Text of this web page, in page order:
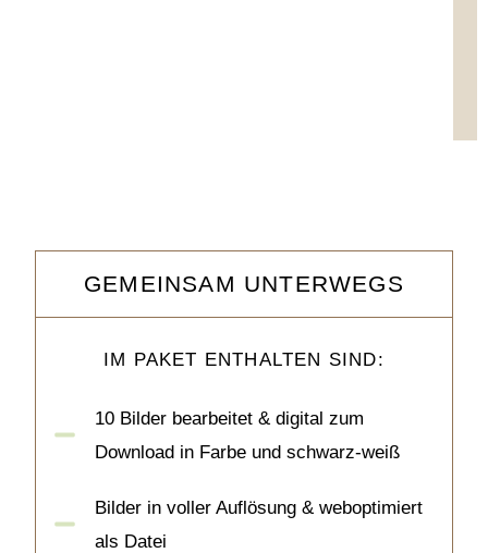
GEMEINSAM UNTERWEGS
IM PAKET ENTHALTEN SIND:
10 Bilder bearbeitet & digital zum
Download in Farbe und schwarz-weiß
Bilder in voller Auflösung & weboptimiert
als Datei